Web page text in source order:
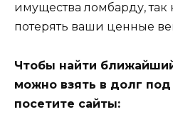
имущества ломбарду, так
потерять ваши ценные
Чтобы найти
можно взять в долг
посетите сайты: